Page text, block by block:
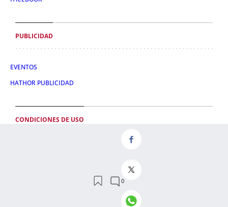
PUBLICIDAD
EVENTOS
HATHOR PUBLICIDAD
CONDICIONES DE USO